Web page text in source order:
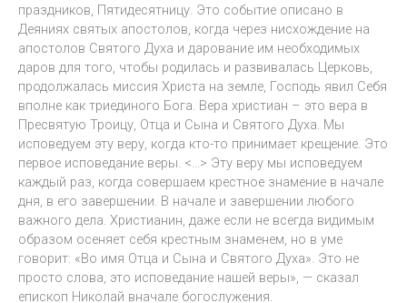
праздников, Пятидесятницу. Это событие описано в
Деяниях святых апостолов, когда через нисхождение на
апостолов Святого Духа и дарование им необходимых
даров для того, чтобы родилась и развивалась Церковь,
продолжалась миссия Христа на земле, Господь явил Себя
вполне как триединого Бога. Вера христиан – это вера в
Пресвятую Троицу, Отца и Сына и Святого Духа. Мы
исповедуем эту веру, когда кто-то принимает крещение. Это
первое исповедание веры. <…> Эту веру мы исповедуем
каждый раз, когда совершаем крестное знамение в начале
дня, в его завершении. В начале и завершении любого
важного дела. Христианин, даже если не всегда видимым
образом осеняет себя крестным знаменем, но в уме
говорит: «Во имя Отца и Сына и Святого Духа». Это не
просто слова, это исповедание нашей веры», — сказал
епископ Николай вначале богослужения.